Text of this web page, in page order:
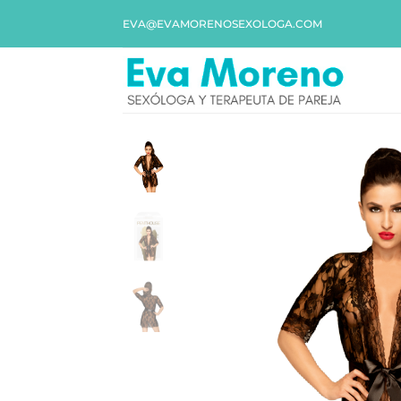
EVA@EVAMORENOSEXOLOGA.COM